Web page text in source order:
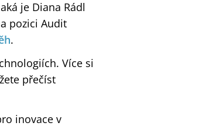
je Diana Rádl
pozici Audit
.
Více si
přečíst
inovace v